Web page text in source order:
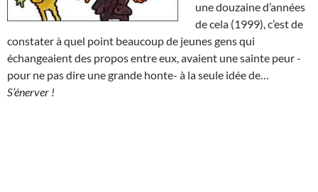
une douzaine d’années
de cela (1999), c’est de
constater à quel point beaucoup de jeunes gens qui
échangeaient des propos entre eux, avaient une sainte peur -
pour ne pas dire une grande honte- à la seule idée de…
S’énerver !